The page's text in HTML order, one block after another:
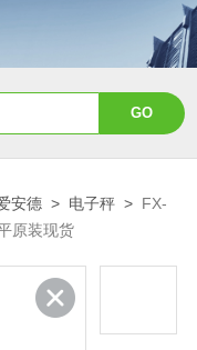
安德 > 电子秤 > FX-
原装现货